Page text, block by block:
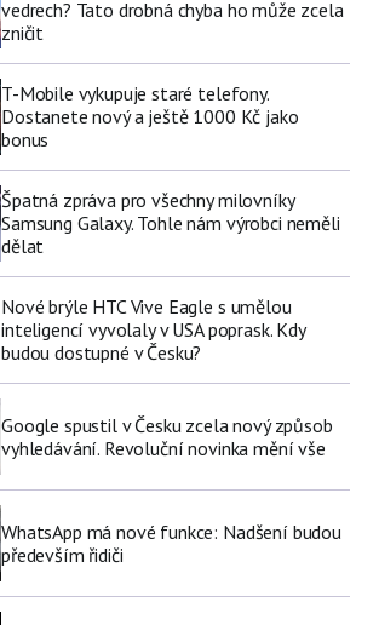
vedrech? Tato drobná chyba ho může zcela
zničit
T-Mobile vykupuje staré telefony.
Dostanete nový a ještě 1000 Kč jako
bonus
Špatná zpráva pro všechny milovníky
Samsung Galaxy. Tohle nám výrobci neměli
dělat
Nové brýle HTC Vive Eagle s umělou
inteligencí vyvolaly v USA poprask. Kdy
budou dostupné v Česku?
Google spustil v Česku zcela nový způsob
vyhledávání. Revoluční novinka mění vše
WhatsApp má nové funkce: Nadšení budou
především řidiči